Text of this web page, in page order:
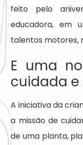
feito pelo
educadora, em
talentos motores,
E uma
cuidada
A iniciativa da
a missão de
de uma planta,